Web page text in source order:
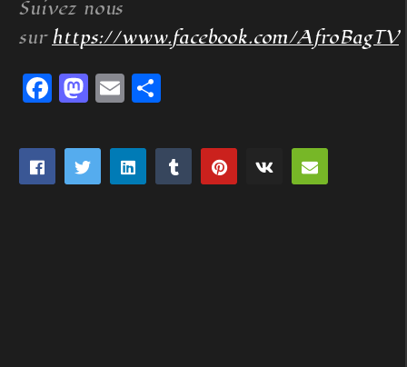
Suivez nous
sur https://www.facebook.com/AfroBagTV
Facebook
Mastodon
Email